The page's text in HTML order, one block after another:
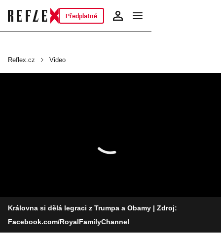
Předplatné
Reflex.cz Video
Královna si dělá legraci z Trumpa a Obamy | Zdroj:
Facebook.com/RoyalFamilyChannel